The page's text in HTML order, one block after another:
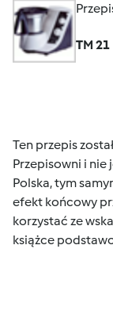
TM 21
Ten przepis
Przepisowni i nie
Polska, tym
efekt końcowy
korzystać ze
książce